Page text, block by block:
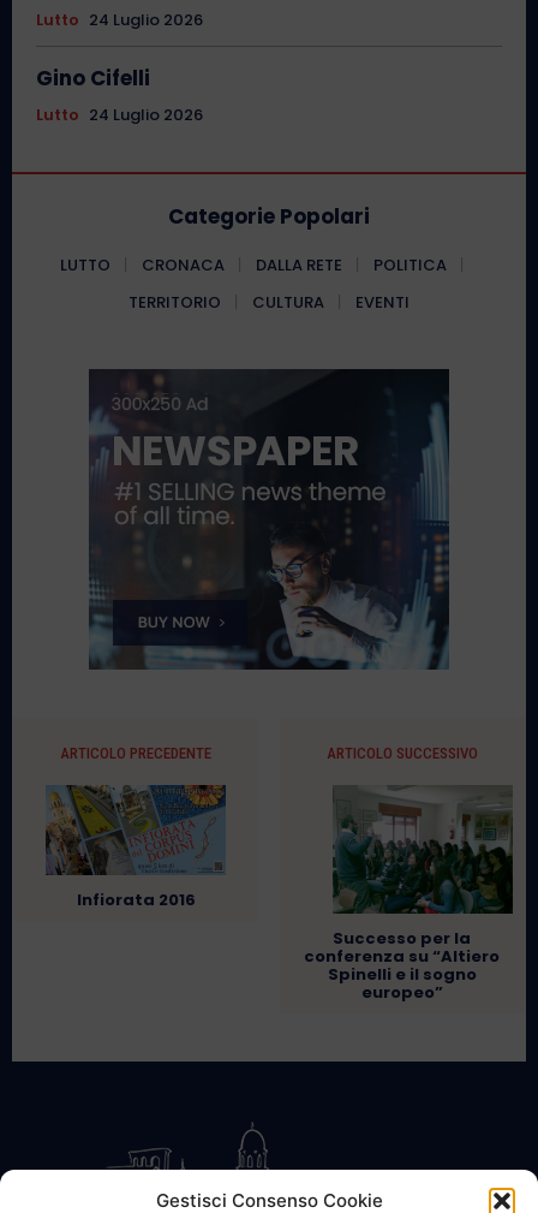
Gestisci Consenso Cookie
Lutto 24 Luglio 2026
Gino Cifelli
Lutto 24 Luglio 2026
Categorie Popolari
LUTTO CRONACA DALLA RETE
POLITICA
TERRITORIO
CULTURA EVENTI
ARTICOLO PRECEDENTE
Infiorata 2016
ARTICOLO SUCCESSIVO
Successo per la
conferenza su “Altiero
Spinelli e il sogno
europeo”